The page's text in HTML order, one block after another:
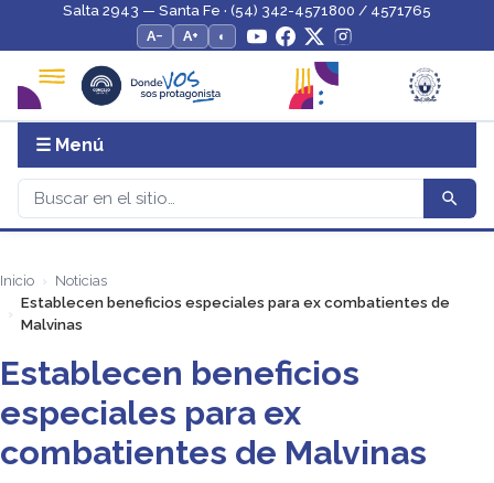
Salta 2943 — Santa Fe · (54) 342-4571800 / 4571765
A−
A+ ◐
☰ Menú
Inicio
Noticias
Establecen beneficios especiales para ex combatientes de
Malvinas
Establecen beneficios
especiales para ex
combatientes de Malvinas